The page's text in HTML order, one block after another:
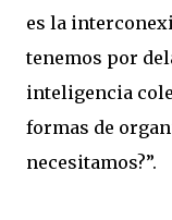
es la
tenemos por
inteligencia
formas de
necesitamos?”.